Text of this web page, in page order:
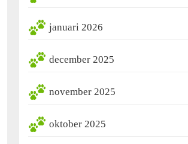
januari 2026
december 2025
november 2025
oktober 2025